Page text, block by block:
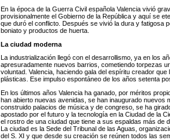
En la época de la Guerra Civil española Valencia vivió
provisionalmente el Gobierno de la República y aquí se
que duró el conflicto. Después se vivió la dura y fatigosa
boniato y productos de huerta.
La ciudad moderna
La industrialización llegó con el desarrollismo, ya en los
apresuradamente nuevos barrios, cometiendo torpezas
voluntad. Valencia, haciendo gala del espíritu creador
plásticas. Ese impulso espontáneo de los años setenta
En los últimos años Valencia ha ganado, por méritos
han abierto nuevas avenidas, se han inaugurado
construido palacios de música y de congreso, se ha
apostado por el futuro y la tecnología en la Ciudad de la
el rostro de una ciudad que tiene a sus espaldas más de
La ciudad es la Sede del Tribunal de las Aguas,
del S. XI y que desde su creación se reúnen todos las